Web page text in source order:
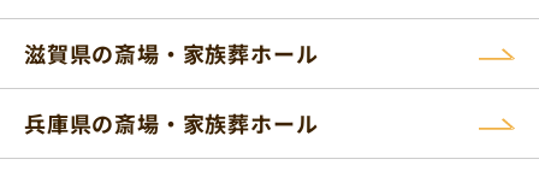
滋賀県の斎場・家族葬ホール
兵庫県の斎場・家族葬ホール